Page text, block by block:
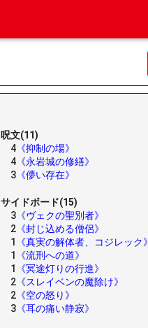
呪文(11)
4 《抑制の場》
4 《永岩城の修繕》
3 《儚い存在》
サイドボード(15)
3 《ヴェクの聖別者》
2 《封じ込める僧侶》
1
《真実の解体者、コジレック》
1
《流刑への道》
1
《冥途灯りの行進》
2 《スレイベンの魔除け》
2 《空の怒り》
3 《耳の痛い静寂》